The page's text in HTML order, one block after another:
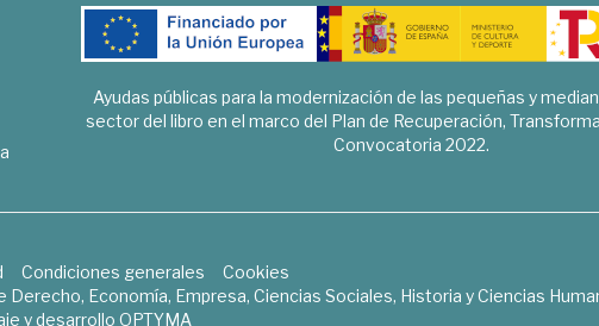
Ayudas públicas para la modernización de las pequeñas y
sector del libro en el marco del Plan de Recuperación,
Convocatoria 2022.
Condiciones generales
Cookies
Economía, Empresa, Ciencias Sociales, Historia y Ciencias
y desarrollo OPTYMA